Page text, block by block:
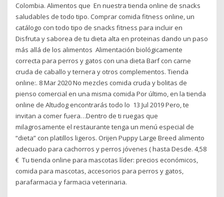
Colombia. Alimentos que En nuestra tienda online de snacks
saludables de todo tipo. Comprar comida fitness online, un
catálogo con todo tipo de snacks fitness para incluir en
Disfruta y saborea de tu dieta alta en proteinas dando un paso
más allá de los alimentos Alimentación biológicamente
correcta para perros y gatos con una dieta Barf con carne
cruda de caballo y ternera y otros complementos. Tienda
online:. 8 Mar 2020 No mezcles comida cruda y bolitas de
pienso comercial en una misma comida Por último, en la tienda
online de Altudog encontrarás todo lo 13 Jul 2019 Pero, te
invitan a comer fuera…Dentro de ti ruegas que
milagrosamente el restaurante tenga un menú especial de
“dieta” con platillos ligeros. Orijen Puppy Large Breed alimento
adecuado para cachorros y perros jóvenes ( hasta Desde. 4,58
€ Tu tienda online para mascotas líder: precios económicos,
comida para mascotas, accesorios para perros y gatos,
parafarmacia y farmacia veterinaria.